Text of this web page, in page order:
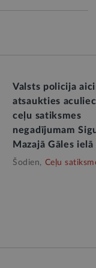
Valsts policija
atsaukties
ceļu satiksmes
negadījumam
Mazajā Gāles ielā
Šodien, Ceļu